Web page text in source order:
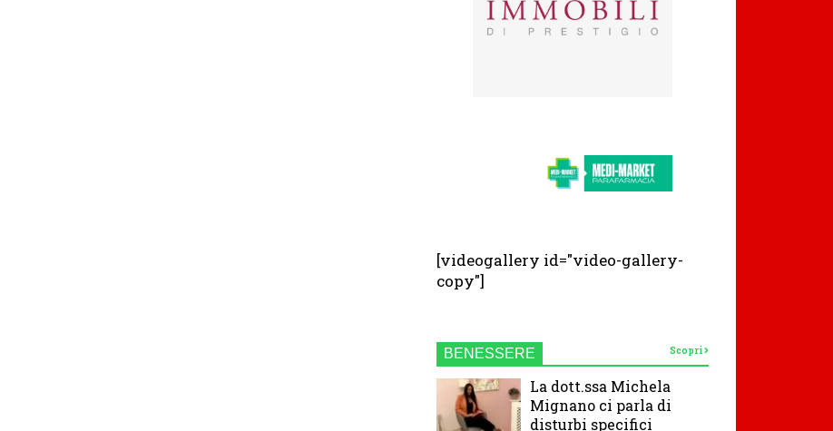
[videogallery id="video-gallery-
copy"]
BENESSERE Scopri
La dott.ssa Michela
Mignano ci parla di
disturbi specifici